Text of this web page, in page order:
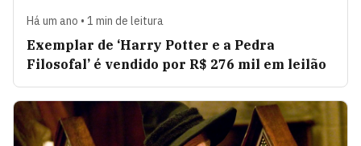
Há um ano • 1 min de leitura
Exemplar de ‘Harry Potter e a Pedra
Filosofal’ é vendido por R$ 276 mil em leilão